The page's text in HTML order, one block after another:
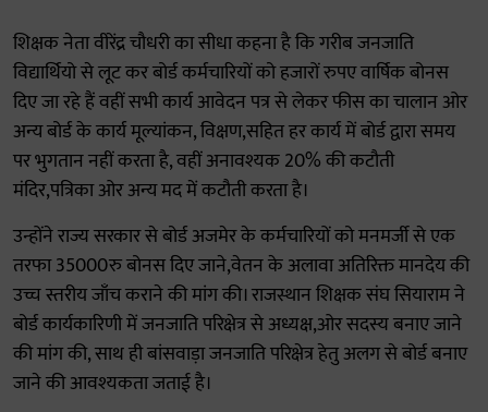
शिक्षक नेता वीरेंद्र चौधरी का सीधा कहना है कि गरीब जनजाति
विद्यार्थियो से लूट कर बोर्ड कर्मचारियों को हजारों रुपए वार्षिक बोनस
दिए जा रहे हैं वहीं सभी कार्य आवेदन पत्र से लेकर फीस का चालान ओर
अन्य बोर्ड के कार्य मूल्यांकन, विक्षण,सहित हर कार्य में बोर्ड द्वारा समय
पर भुगतान नहीं करता है, वहीं अनावश्यक 20% की कटौती
मंदिर,पत्रिका ओर अन्य मद में कटौती करता है।
उन्होंने राज्य सरकार से बोर्ड अजमेर के कर्मचारियों को मनमर्जी से एक
तरफा 35000रु बोनस दिए जाने,वेतन के अलावा अतिरिक्त मानदेय की
उच्च स्तरीय जाँच कराने की मांग की। राजस्थान शिक्षक संघ सियाराम ने
बोर्ड कार्यकारिणी में जनजाति परिक्षेत्र से अध्यक्ष,ओर सदस्य बनाए जाने
की मांग की, साथ ही बांसवाड़ा जनजाति परिक्षेत्र हेतु अलग से बोर्ड बनाए
जाने की आवश्यकता जताई है।